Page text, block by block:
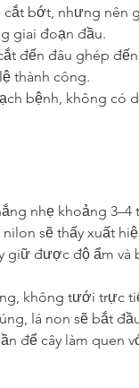
bớt, nhưng nên
giai đoạn đầu.
đến đâu ghép
thành công.
bệnh, không có
nhẹ khoảng 3–4
nilon sẽ thấy xuất
giữ được độ ẩm và
không tưới trực
lá non sẽ bắt
để cây làm quen